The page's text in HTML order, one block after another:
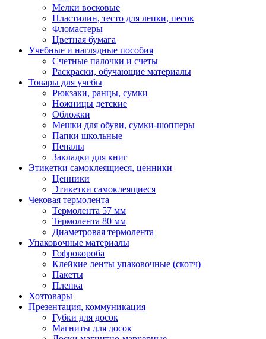
Мелки восковые
Пластилин, тесто для лепки, песок
Фломастеры
Цветная бумага
Учебные и наглядные пособия
Счетные палочки и счеты
Раскраски, обучающие материалы
Товары для учебы
Рюкзаки, ранцы, сумки
Ножницы детские
Обложки
Мешки для обуви, сумки-шопперы
Папки школьные
Пеналы
Закладки для книг
Этикетки самоклеящиеся, ценники
Ценники
Этикетки самоклеящиеся
Чековая термолента
Термолента 57 мм
Термолента 80 мм
Диаметровая термолента
Упаковочные материалы
Гофрокороба
Клейкие ленты упаковочные (скотч)
Пакеты
Пленка
Хозтовары
Презентация, коммуникация
Губки для досок
Магниты для досок